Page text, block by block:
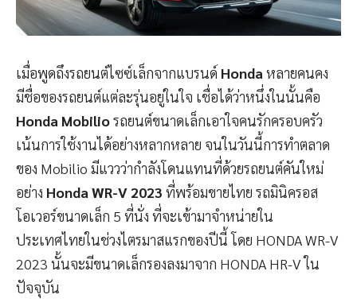
เมื่อพูดถึงรถยนต์ไซซ์เล็กจากแบรนด์ Honda หลายคนคง
มีชื่อของรถยนต์แต่ละรุ่นอยู่ในใจ เชื่อได้ว่าหนึ่งในนั้นคือ
Honda Mobilioรถยนต์ขนาดเล็กเอาใจคนรักครอบครัว
เน้นการใช้งานได้อย่างหลากหลาย จนในวันนี้การทำตลาด
ของ Mobilio มีแววว่ากำลังโดนแทนที่ด้วยรถยนต์คันใหม่
อย่าง Honda WR-V 2023 ที่พร้อมขายไทย รถมินิครอส
โอเวอร์ขนาดเล็ก 5 ที่นั่ง ที่จะเข้ามาจำหน่ายใน
ประเทศไทยในช่วงไตรมาสแรกของปีนี้ โดย HONDA WR-V
2023 นั้นจะมีขนาดเล็กรองลงมาจาก HONDA HR-V ใน
ปัจจุบัน